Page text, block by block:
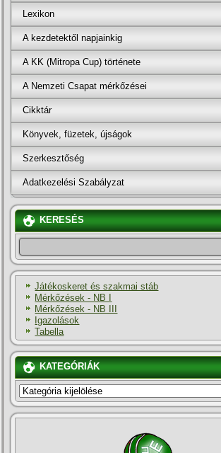
Lexikon
A kezdetektől napjainkig
A KK (Mitropa Cup) története
A Nemzeti Csapat mérkőzései
Cikktár
Könyvek, füzetek, újságok
Szerkesztőség
Adatkezelési Szabályzat
KERESÉS
Játékoskeret és szakmai stáb
Mérkőzések - NB I
Mérkőzések - NB III
Igazolások
Tabella
KATEGÓRIÁK
KATEGÓRIÁK